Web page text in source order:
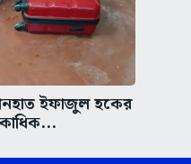
ইফাজুল হকের